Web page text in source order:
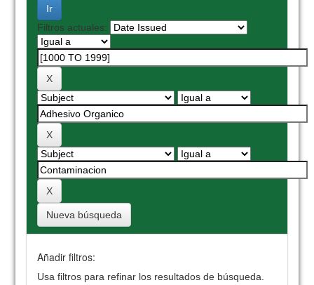
Filtros actuales:
Nueva búsqueda
Añadir filtros:
Usa filtros para refinar los resultados de búsqueda.